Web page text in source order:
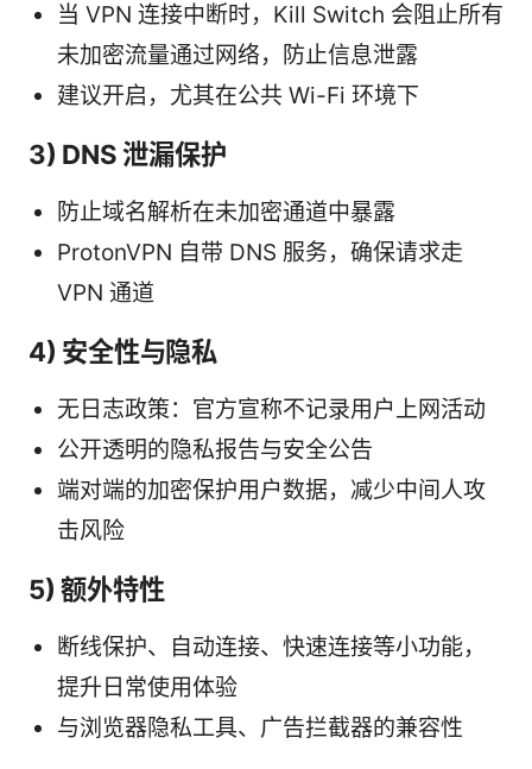
当 VPN 连接中断时，Kill Switch 会阻止所有
未加密流量通过网络，防止信息泄露
建议开启，尤其在公共 Wi-Fi 环境下
3) DNS 泄漏保护
防止域名解析在未加密通道中暴露
ProtonVPN 自带 DNS 服务，确保请求走
VPN 通道
4) 安全性与隐私
无日志政策：官方宣称不记录用户上网活动
公开透明的隐私报告与安全公告
端对端的加密保护用户数据，减少中间人攻
击风险
5) 额外特性
断线保护、自动连接、快速连接等小功能，
提升日常使用体验
与浏览器隐私工具、广告拦截器的兼容性